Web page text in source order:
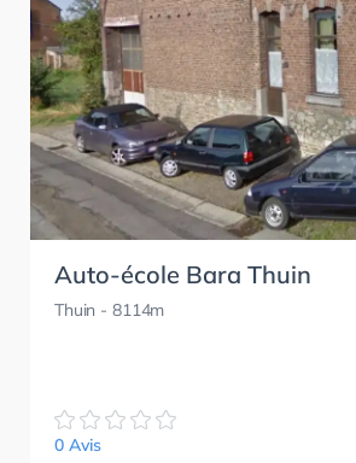
Auto-école Bara Thuin
Thuin - 8114m
0 Avis